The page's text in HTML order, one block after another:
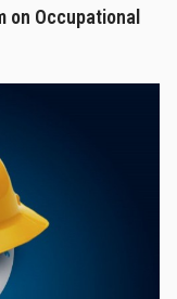
on Occupational